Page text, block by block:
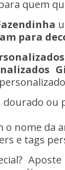
quem
para
dourado ou
o nome da
e tags